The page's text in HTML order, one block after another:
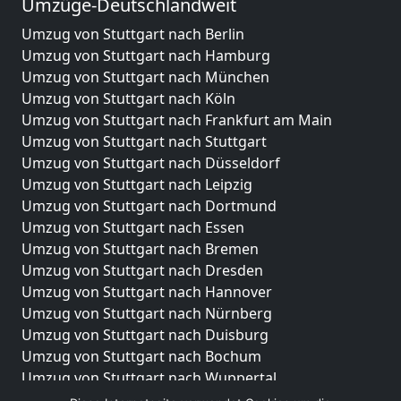
Umzüge-Deutschlandweit
Umzug von Stuttgart nach Berlin
Umzug von Stuttgart nach Hamburg
Umzug von Stuttgart nach München
Umzug von Stuttgart nach Köln
Umzug von Stuttgart nach Frankfurt am Main
Umzug von Stuttgart nach Stuttgart
Umzug von Stuttgart nach Düsseldorf
Umzug von Stuttgart nach Leipzig
Umzug von Stuttgart nach Dortmund
Umzug von Stuttgart nach Essen
Umzug von Stuttgart nach Bremen
Umzug von Stuttgart nach Dresden
Umzug von Stuttgart nach Hannover
Umzug von Stuttgart nach Nürnberg
Umzug von Stuttgart nach Duisburg
Umzug von Stuttgart nach Bochum
Umzug von Stuttgart nach Wuppertal